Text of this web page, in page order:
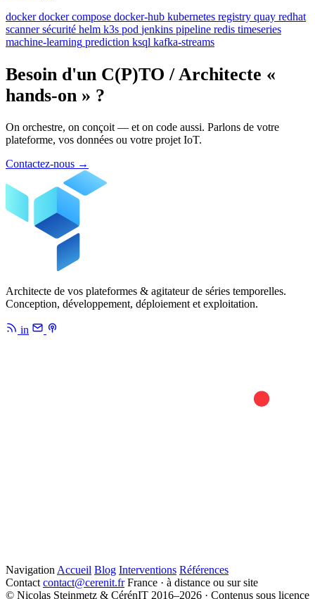
docker docker compose docker-hub kubernetes registry quay redhat
scanner sécurité helm k3s pod jenkins pipeline redis timeseries
machine-learning prediction ksql kafka-streams
Besoin d'un C(P)TO / Architecte «
hands-on » ?
On orchestre, on conçoit — et on code aussi. Parlons de votre
plateforme, vos données ou votre projet IoT.
Contactez-nous →
Architecte de vos plateformes & agitateur de séries temporelles.
Conception, développement, déploiement et exploitation.
in
Navigation Accueil Blog Interventions Références
Contact contact@cerenit.fr France · à distance ou sur site
© Nicolas Steinmetz & CérénIT 2016–2026 · Contenus sous licence